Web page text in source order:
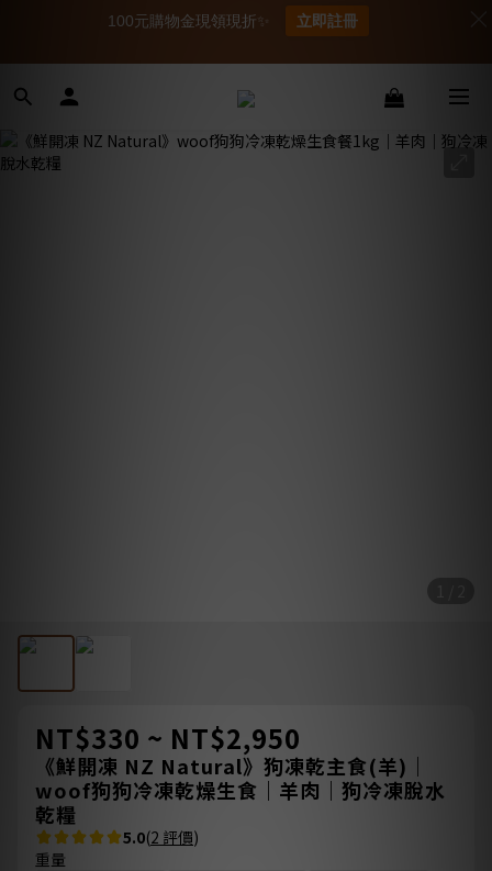
NT$330 ~ NT$2,950
《鮮開凍 NZ Natural》狗凍乾主食(羊)｜
woof狗狗冷凍乾燥生食｜羊肉｜狗冷凍脫水
乾糧
5.0(2 評價)
重量
100元購物金現領現折✨ 立即註冊